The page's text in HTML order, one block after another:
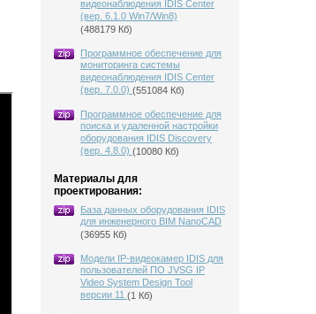
видеонаблюдения IDIS Center
(вер. 6.1.0 Win7/Win8)
(488179 Кб)
Программное обеспечение для
мониторинга системы
видеонаблюдения IDIS Center
(вер. 7.0.0) (551084 Кб)
Программное обеспечение для
поиска и удаленной настройки
оборудования IDIS Discovery
(вер. 4.8.0) (10080 Кб)
Материалы для
проектирования:
База данных оборудования IDIS
для инженерного BIM NanoCAD
(36955 Кб)
Модели IP-видеокамер IDIS для
пользователей ПО JVSG IP
Video System Design Tool
версии 11 (1 Кб)